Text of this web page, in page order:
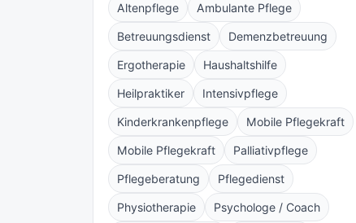
Altenpflege Ambulante Pflege
Betreuungsdienst Demenzbetreuung
Ergotherapie Haushaltshilfe
Heilpraktiker Intensivpflege
Kinderkrankenpflege Mobile Pflegekraft
Mobile Pflegekraft Palliativpflege
Pflegeberatung Pflegedienst
Physiotherapie Psychologe / Coach